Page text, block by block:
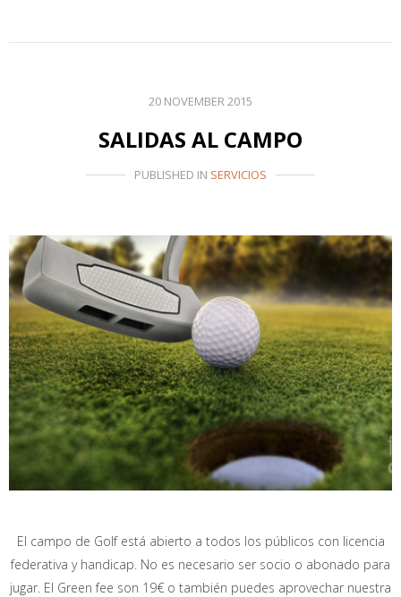
20 NOVEMBER 2015
SALIDAS AL CAMPO
PUBLISHED IN SERVICIOS
El campo de Golf está abierto a todos los públicos con licencia
federativa y handicap. No es necesario ser socio o abonado para
jugar. El Green fee son 19€ o también puedes aprovechar nuestra